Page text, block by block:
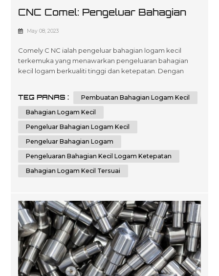
CNC Comel: Pengeluar Bahagian
Logam Kecil Anda Yang Dipercayai
May 08, 2023
Comely C NC ialah pengeluar bahagian logam kecil
terkemuka yang menawarkan pengeluaran bahagian
kecil logam berkualiti tinggi dan ketepatan. Dengan
memenuhi keperluan khusus anda. CNC comely pakar
dalam perkhidmatan fabrikasi kepingan logam. Kami
TEG PANAS :
Pembuatan Bahagian Logam Kecil
Bahagian Logam Kecil
Pengeluar Bahagian Logam Kecil
Pengeluar Bahagian Logam
Pengeluaran Bahagian Kecil Logam Ketepatan
Bahagian Logam Kecil Tersuai